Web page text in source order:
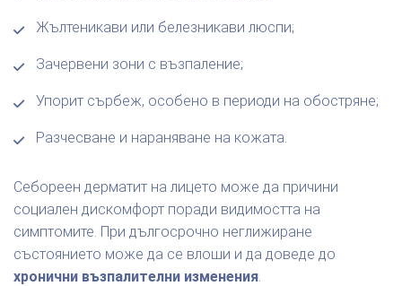
Жълтеникави или белезникави люспи;
Зачервени зони с възпаление;
Упорит сърбеж, особено в периоди на обостряне;
Разчесване и нараняване на кожата.
Себореен дерматит на лицето може да причини
социален дискомфорт поради видимостта на
симптомите. При дългосрочно неглижиране
състоянието може да се влоши и да доведе до
хронични възпалителни изменения.